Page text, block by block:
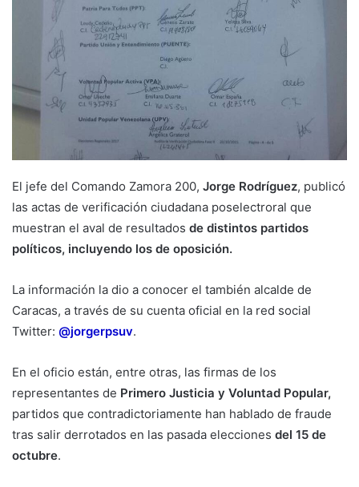
El jefe del Comando Zamora 200, Jorge Rodríguez, publicó
las actas de verificación ciudadana poselectroral que
muestran el aval de resultados de distintos partidos
políticos, incluyendo los de oposición.
La información la dio a conocer el también alcalde de
Caracas, a través de su cuenta oficial en la red social
Twitter: @jorgerpsuv.
En el oficio están, entre otras, las firmas de los
representantes de Primero Justicia y Voluntad Popular,
partidos que contradictoriamente han hablado de fraude
tras salir derrotados en las pasada elecciones del 15 de
octubre.